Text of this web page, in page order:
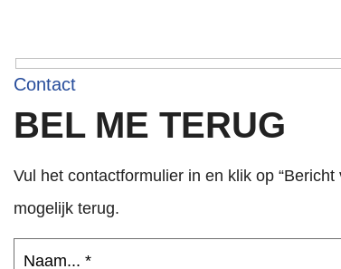
Contact
BEL ME TERUG
Vul het contactformulier in en klik op
mogelijk terug.